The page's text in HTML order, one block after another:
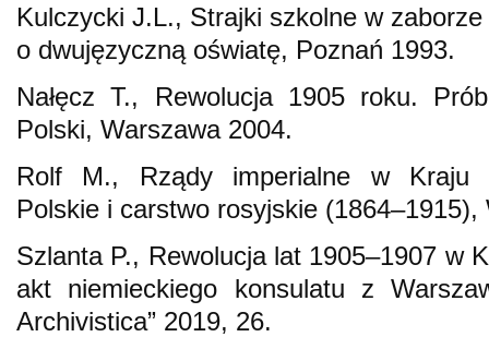
Kulczycki J.L., Strajki szkolne w
o dwujęzyczną oświatę, Poznań 1993.
Nałęcz T., Rewolucja 1905 roku.
Polski, Warszawa 2004.
Rolf M., Rządy imperialne w Kraju
Polskie i carstwo rosyjskie (1864–1915),
Szlanta P., Rewolucja lat 1905–1907 w
akt niemieckiego konsulatu z
Archivistica” 2019, 26.